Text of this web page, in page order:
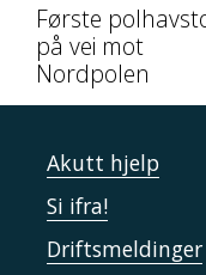
Første
på vei mot
Nordpolen
Akutt hjelp
Si ifra!
Driftsmeldinger